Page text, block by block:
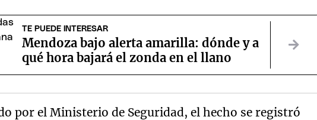
TE PUEDE INTERESAR
Mendoza bajo alerta amarilla: dónde y a
qué hora bajará el zonda en el llano
por el Ministerio de Seguridad, el hecho se registró